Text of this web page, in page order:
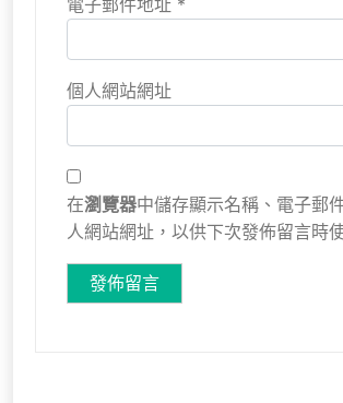
電子郵件地址 *
個人網站網址
在瀏覽器中儲存顯示名稱、電子郵
人網站網址，以供下次發佈留言時